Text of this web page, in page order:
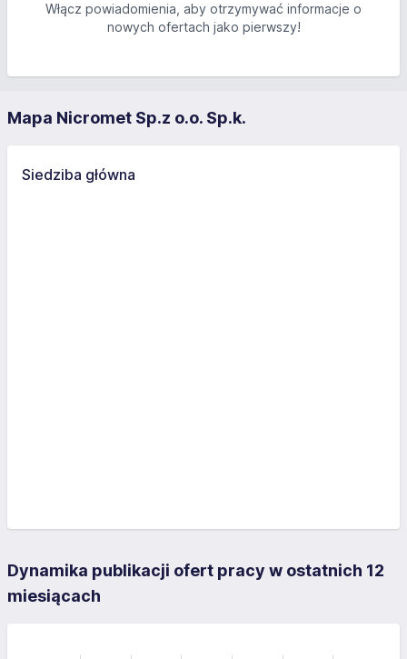
Włącz powiadomienia, aby otrzymywać informacje o
nowych ofertach jako pierwszy!
Mapa Nicromet Sp.z o.o. Sp.k.
Siedziba główna
Dynamika publikacji ofert pracy w ostatnich 12
miesiącach